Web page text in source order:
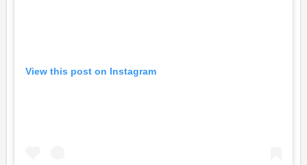
View this post on Instagram